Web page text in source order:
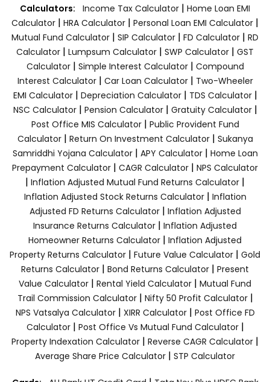
Calculators: Income Tax Calculator | Home Loan EMI
Calculator | HRA Calculator | Personal Loan EMI Calculator |
Mutual Fund Calculator | SIP Calculator | FD Calculator | RD
Calculator | Lumpsum Calculator | SWP Calculator | GST
Calculator| Simple Interest Calculator| Compound
Interest Calculator| Car Loan Calculator| Two-Wheeler
EMI Calculator| Depreciation Calculator| TDS Calculator|
NSC Calculator| Pension Calculator| Gratuity Calculator|
Post Office MIS Calculator| Public Provident Fund
Calculator| Return On Investment Calculator| Sukanya
Samriddhi Yojana Calculator| APY Calculator| Home Loan
Prepayment Calculator | CAGR Calculator | NPS Calculator
| Inflation Adjusted Mutual Fund Returns Calculator |
Inflation Adjusted Stock Returns Calculator| Inflation
Adjusted FD Returns Calculator| Inflation Adjusted
Insurance Returns Calculator | Inflation Adjusted
Homeowner Returns Calculator | Inflation Adjusted
Property Returns Calculator | Future Value Calculator | Gold
Returns Calculator | Bond Returns Calculator | Present
Value Calculator | Rental Yield Calculator | Mutual Fund
Trail Commission Calculator| Nifty 50 Profit Calculator|
NPS Vatsalya Calculator| XIRR Calculator| Post Office FD
Calculator| Post Office Vs Mutual Fund Calculator|
Property Indexation Calculator | Reverse CAGR Calculator |
Average Share Price Calculator | STP Calculator